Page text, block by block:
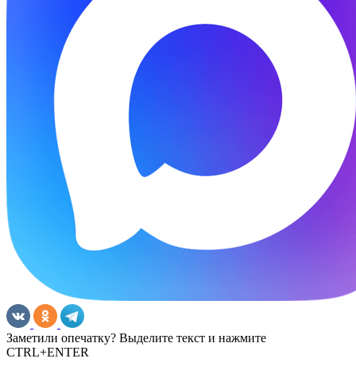
Заметили опечатку? Выделите текст и нажмите
CTRL+ENTER